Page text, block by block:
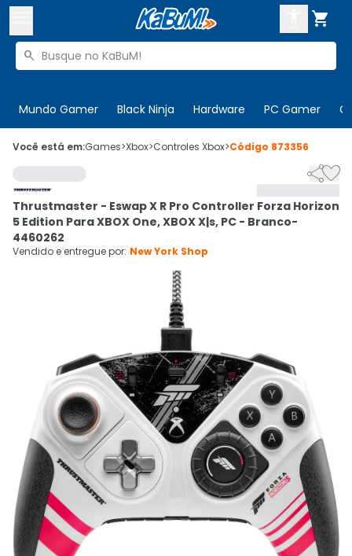

Buscar produtos

Mundo Gamer Black Ninja Hardware PC Gamer
 Olá. Acesse sua conta
 Departamentos
Cupons
Mais Vendidos
CADASTRE-SE
Você está em:Games>Xbox>Controles Xbox>Código 873356

Thrustmaster - Eswap X R Pro Controller Forza Horizon
5 Edition Para XBOX One, XBOX X|s, PC - Branco-
4460262
Vendido e entregue por: New York Shop